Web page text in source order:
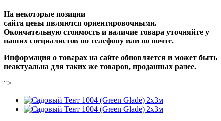
На некоторые позиции
сайта цены являются ориентировочными.
Окончательную стоимость и наличие товара уточняйте у
наших специалистов по телефону или по почте.
Информация о товарах на сайте обновляется и может быть
неактуальна для таких же товаров, проданных ранее.
">